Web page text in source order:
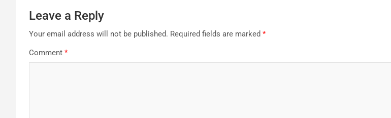
Leave a Reply
Your email address will not be published. Required fields are marked *
Comment *